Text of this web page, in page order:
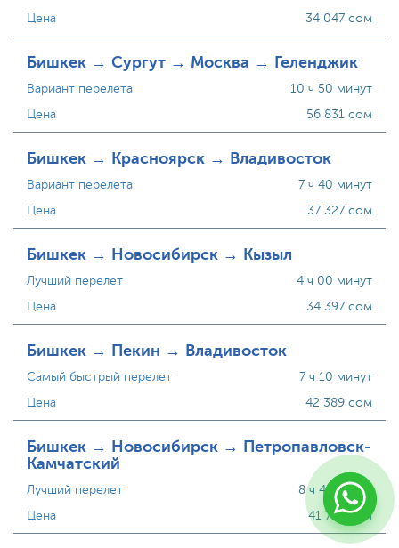
Цена
34 047 сом
Бишкек → Сургут → Москва → Геленджик
Вариант перелета
Цена
10 ч 50 минут
56 831 сом
Бишкек → Красноярск → Владивосток
Вариант перелета
Цена
7 ч 40 минут
37 327 сом
Бишкек → Новосибирск → Кызыл
Лучший перелет
Цена
4 ч 00 минут
34 397 сом
Бишкек → Пекин → Владивосток
Самый быстрый перелет
Цена
7 ч 10 минут
42 389 сом
Бишкек → Новосибирск → Петропавловск-
Камчатский
Лучший перелет
Цена
8 ч 45 минут
41 715 сом